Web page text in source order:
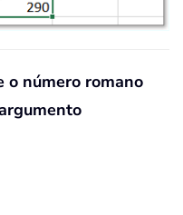
o número romano